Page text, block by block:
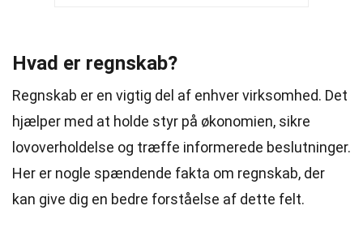
Hvad er regnskab?
Regnskab er en vigtig del af enhver virksomhed. Det
hjælper med at holde styr på økonomien, sikre
lovoverholdelse og træffe informerede beslutninger.
Her er nogle spændende fakta om regnskab, der
kan give dig en bedre forståelse af dette felt.